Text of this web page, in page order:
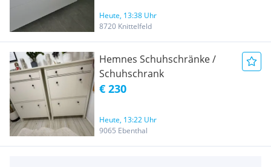
Heute, 13:38 Uhr
8720 Knittelfeld
Hemnes Schuhschränke /
Schuhschrank
€ 230
Heute, 13:22 Uhr
9065 Ebenthal